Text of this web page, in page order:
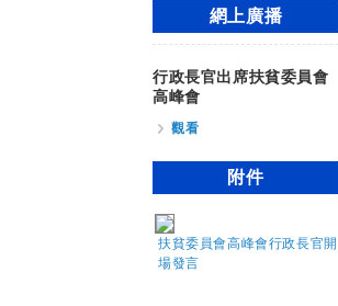
網上廣播
行政長官出席扶貧委員會
高峰會
觀看
附件
扶貧委員會高峰會行政長官開
場發言